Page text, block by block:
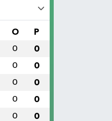
O P
0 0
0 0
0 0
0 0
0 0